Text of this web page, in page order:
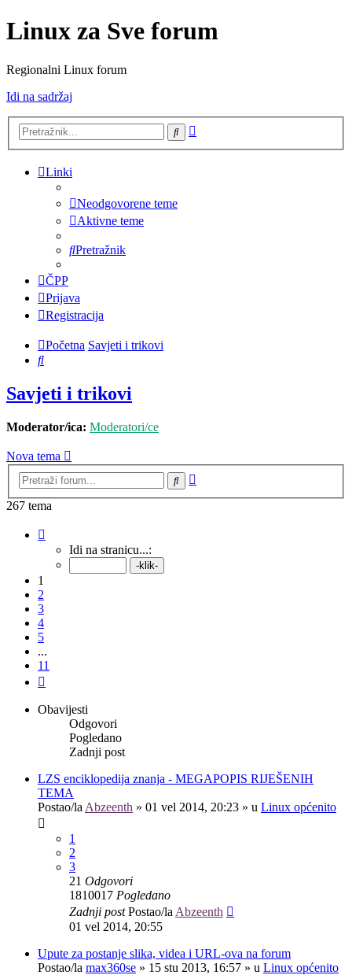
Linux za Sve forum
Regionalni Linux forum
Idi na sadržaj
Pretražnik
Linki
Neodgovorene teme
Aktivne teme
Pretražnik
ČPP
Prijava
Registracija
Početna Savjeti i trikovi
Pretražnik
Savjeti i trikovi
Moderator/ica: Moderatori/ce
Nova tema
Pretražnik
267 tema
11 Idi na stranicu...:
1
2
3
4
5
...
11
Obavijesti
Odgovori
Pogledano
Zadnji post
LZS enciklopedija znanja - MEGAPOPIS RIJEŠENIH
TEMA
Postao/la Abzeenth » 01 vel 2014, 20:23 » u Linux općenito
1
2
3
21 Odgovori
1810017 Pogledano
Zadnji postPostao/la Abzeenth
01 vel 2014, 20:55
Upute za postanje slika, videa i URL-ova na forum
Postao/la max360se » 15 stu 2013, 16:57 » u Linux općenito